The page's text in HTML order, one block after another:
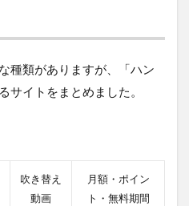
種類がありますが、「ハン
サイトをまとめました。
吹き替え
動画
月額・ポイン
ト・無料期間